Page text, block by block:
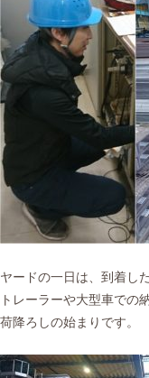
ヤードの一日は、到着し
トレーラーや大型車での
荷降ろしの始まりです。